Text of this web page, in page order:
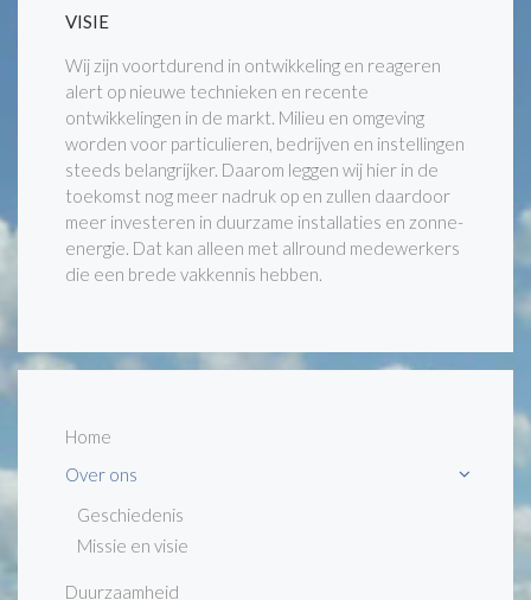
VISIE
Wij zijn voortdurend in ontwikkeling en reageren
alert op nieuwe technieken en recente
ontwikkelingen in de markt. Milieu en omgeving
worden voor particulieren, bedrijven en instellingen
steeds belangrijker. Daarom leggen wij hier in de
toekomst nog meer nadruk op en zullen daardoor
meer investeren in duurzame installaties en zonne-
energie. Dat kan alleen met allround medewerkers
die een brede vakkennis hebben.
Home
Over ons
Geschiedenis
Missie en visie
Duurzaamheid